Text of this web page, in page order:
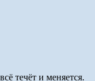
течёт и меняется.